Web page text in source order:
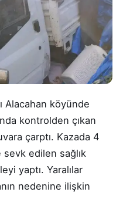
Alacahan köyünde
kontrolden çıkan
çarptı. Kazada 4
sevk edilen sağlık
yaptı. Yaralılar
nedenine ilişkin